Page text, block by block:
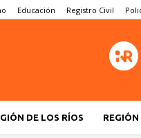
Educación Registro Civil
DE LOS RÍOS